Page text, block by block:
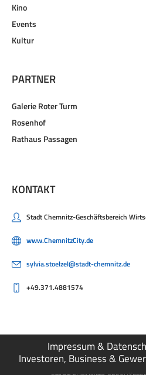
Kino
Events
Kultur
PARTNER
Galerie Roter Turm
Rosenhof
Rathaus Passagen
KONTAKT
Stadt Chemnitz-Geschäftsbereich
www.ChemnitzCity.de
sylvia.stoelzel@stadt-chemnitz.de
+49.371.4881574
Impressum &
Investoren, Business &